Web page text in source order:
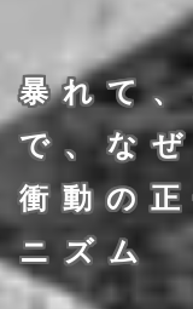
暴れて
で、な
衝動の
ニズム